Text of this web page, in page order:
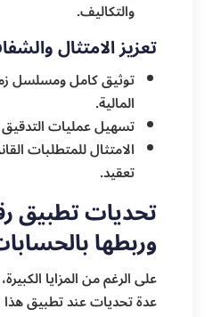
والتكاليف.
تعزيز الامتثال
توثيق كامل ومسلسل
المالية.
تسهيل عمليات التدقيق
الامتثال للمتطلبات
تعقيد.
تحديات تطبيق
وربطها
على الرغم من المزايا
عدة تحديات عند تطبيق هذا